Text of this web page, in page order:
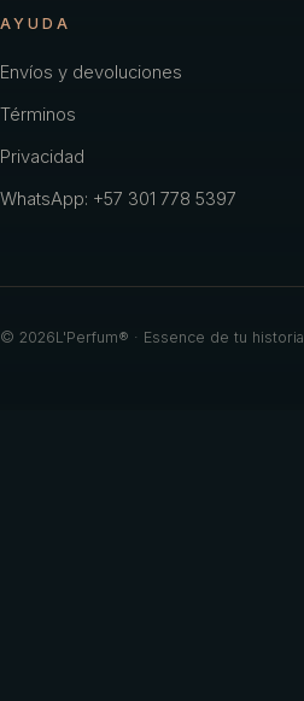
AYUDA
Envíos y devoluciones
Términos
Privacidad
WhatsApp: +57 301 778 5397
© 2026L'Perfum® · Essence de tu historia